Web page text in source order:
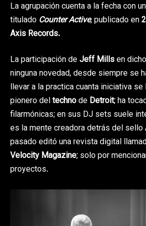
La agrupación cuenta a la fecha con
titulado Counter Active, publicado en
Axis Records.
La participación deJeff Millsen
ninguna novedad, desde siempre se
llevar a la practica cuanta iniciativa
pionero deltechnode Detroit; ha
filarmónicas; en sus DJ sets suele
es la mente creadora detrás del sello
pasado editó una revista digital
Velocity Magazine; solo por
proyectos.